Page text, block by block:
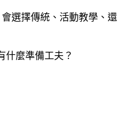
選擇傳統、活動教學、還
什麼準備工夫？